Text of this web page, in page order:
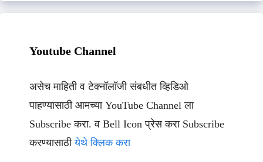
Youtube Channel
असेच माहिती व टेक्नॉलॉजी संबधीत व्हिडिओ
पाहण्यासाठी आमच्या YouTube Channel ला
Subscribe करा. व Bell Icon प्रेस करा Subscribe
करण्यासाठीयेथे क्लिक करा